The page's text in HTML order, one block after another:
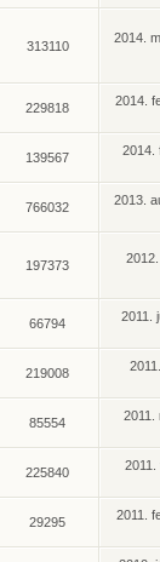
313110
2014.
229818
2014.
139567
2014.
766032
2013.
197373
66794
2011.
219008
85554
2011.
225840
2011.
29295
2011.